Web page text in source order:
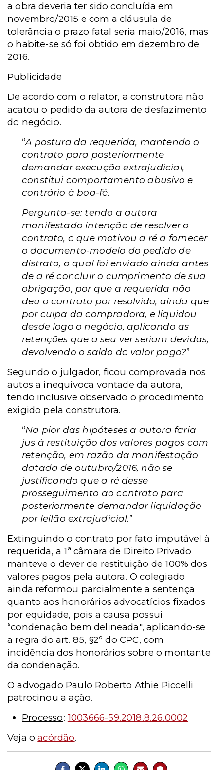
a obra deveria ter sido concluída em
novembro/2015 e com a cláusula de
tolerância o prazo fatal seria maio/2016, mas
o habite-se só foi obtido em dezembro de
2016.
Publicidade
De acordo com o relator, a construtora não
acatou o pedido da autora de desfazimento
do negócio.
“A postura da requerida, mantendo o
contrato para posteriormente
demandar execução extrajudicial,
constitui comportamento abusivo e
contrário à boa-fé.
Pergunta-se: tendo a autora
manifestado intenção de resolver o
contrato, o que motivou a ré a fornecer
o documento-modelo do pedido de
distrato, o qual foi enviado ainda antes
de a ré concluir o cumprimento de sua
obrigação, por que a requerida não
deu o contrato por resolvido, ainda que
por culpa da compradora, e liquidou
desde logo o negócio, aplicando as
retenções que a seu ver seriam devidas,
devolvendo o saldo do valor pago?”
Segundo o julgador, ficou comprovada nos
autos a inequívoca vontade da autora,
tendo inclusive observado o procedimento
exigido pela construtora.
“Na pior das hipóteses a autora faria
jus à restituição dos valores pagos com
retenção, em razão da manifestação
datada de outubro/2016, não se
justificando que a ré desse
prosseguimento ao contrato para
posteriormente demandar liquidação
por leilão extrajudicial.”
Extinguindo o contrato por fato imputável à
requerida, a 1ª câmara de Direito Privado
manteve o dever de restituição de 100% dos
valores pagos pela autora. O colegiado
ainda reformou parcialmente a sentença
quanto aos honorários advocatícios fixados
por equidade, pois a causa possui
“condenação bem delineada", aplicando-se
a regra do art. 85, §2º do CPC, com
incidência dos honorários sobre o montante
da condenação.
O advogado Paulo Roberto Athie Piccelli
patrocinou a ação.
Processo: 1003666-59.2018.8.26.0002
Veja oacórdão.